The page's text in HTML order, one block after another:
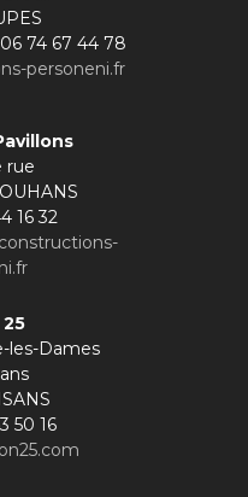
06 74 67 44 78
personeni.fr
rue
16 32
25
les-Dames
50 16